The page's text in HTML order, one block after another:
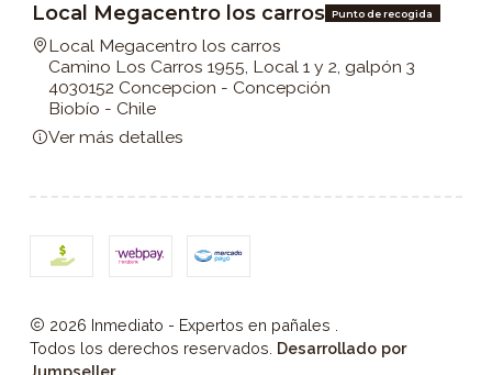
Local Megacentro los carros Punto de recogida
Local Megacentro los carros
Camino Los Carros 1955, Local 1 y 2, galpón 3
4030152 Concepcion - Concepción
Biobío - Chile
Ver más detalles
2026 Inmediato - Expertos en pañales .
Todos los derechos reservados. Desarrollado por